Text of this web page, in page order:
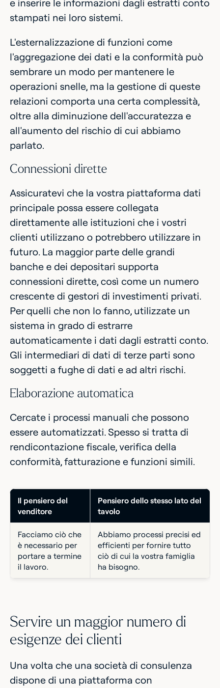
e inserire le informazioni dagli estratti conto
stampati nei loro sistemi.
L'esternalizzazione di funzioni come
l'aggregazione dei dati e la conformità può
sembrare un modo per mantenere le
operazioni snelle, ma la gestione di queste
relazioni comporta una certa complessità,
oltre alla diminuzione dell'accuratezza e
all'aumento del rischio di cui abbiamo
parlato.
Connessioni dirette
Assicuratevi che la vostra piattaforma dati
principale possa essere collegata
direttamente alle istituzioni che i vostri
clienti utilizzano o potrebbero utilizzare in
futuro. La maggior parte delle grandi
banche e dei depositari supporta
connessioni dirette, così come un numero
crescente di gestori di investimenti privati.
Per quelli che non lo fanno, utilizzate un
sistema in grado di estrarre
automaticamente i dati dagli estratti conto.
Gli intermediari di dati di terze parti sono
soggetti a fughe di dati e ad altri rischi.
Elaborazione automatica
Cercate i processi manuali che possono
essere automatizzati. Spesso si tratta di
rendicontazione fiscale, verifica della
conformità, fatturazione e funzioni simili.
Il pensiero del
venditore
Pensiero dello stesso lato del
tavolo
Facciamo ciò che
è necessario per
portare a termine
il lavoro.
Abbiamo processi precisi ed
efficienti per fornire tutto
ciò di cui la vostra famiglia
ha bisogno.
Servire un maggior numero di
esigenze dei clienti
Una volta che una società di consulenza
dispone di una piattaforma con